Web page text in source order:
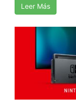
Leer Más